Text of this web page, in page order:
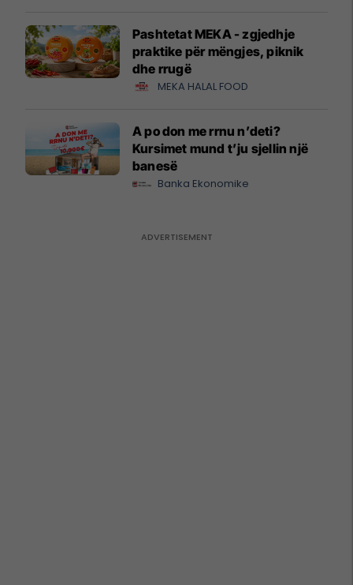
Pashtetat MEKA - zgjedhje
praktike për mëngjes, piknik
dhe rrugë
MEKA HALAL FOOD
A po don me rrnu n’deti?
Kursimet mund t’ju sjellin një
banesë
Banka Ekonomike